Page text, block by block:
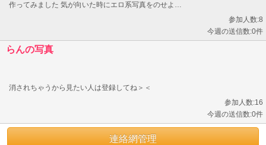
作ってみました 気が向いた時にエロ系写真をのせよ…
参加人数:8
今週の送信数:0件
らんの写真
消されちゃうから見たい人は登録してね＞＜
参加人数:16
今週の送信数:0件
連絡網管理